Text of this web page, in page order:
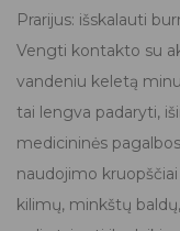
Prarijus: išskalauti
Vengti kontakto su
vandeniu keletą
tai lengva padaryti,
medicininės
naudojimo
kilimų, minkštų